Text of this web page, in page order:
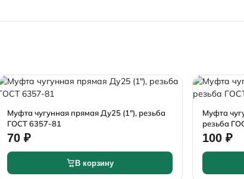
Муфта чугунная прямая Ду25 (1"), резьба
ГОСТ 6357-81
70 ₽
В корзину
Муфта
резьба
100 ₽